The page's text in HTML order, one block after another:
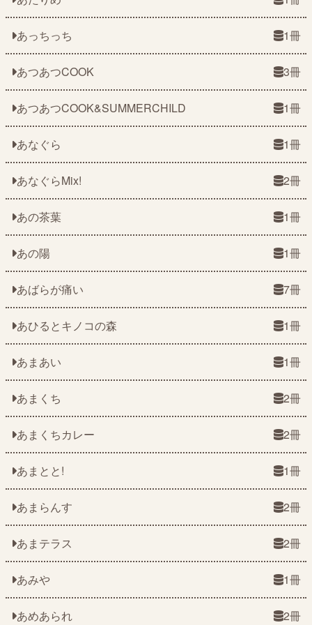
あっちっち 1冊
あつあつCOOK 3冊
あつあつCOOK&SUMMERCHILD 1冊
あなぐら 1冊
あなぐらMix! 2冊
あの茶葉 1冊
あの陽 1冊
あばらが痛い 7冊
あひるとキノコの森 1冊
あまあい 1冊
あまくち 2冊
あまくちカレー 2冊
あまとと! 1冊
あまらんす 2冊
あまテラス 2冊
あみや 1冊
あめあられ 2冊